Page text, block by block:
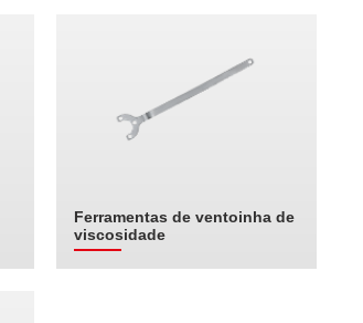
Ferramentas de ventoinha de
viscosidade